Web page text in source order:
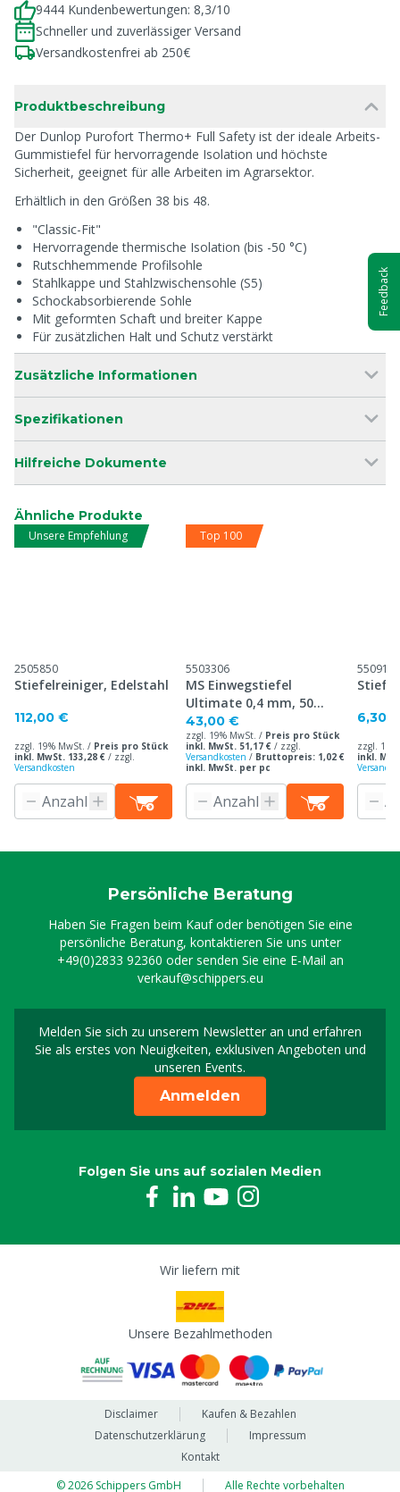
9444 Kundenbewertungen: 8,3/10
Schneller und zuverlässiger Versand
Versandkostenfrei ab 250€
Produktbeschreibung
Der Dunlop Purofort Thermo+ Full Safety ist der ideale Arbeits-
Gummistiefel für hervorragende Isolation und höchste
Sicherheit, geeignet für alle Arbeiten im Agrarsektor.
Erhältlich in den Größen 38 bis 48.
"Classic-Fit"
Hervorragende thermische Isolation (bis -50 °C)
Rutschhemmende Profilsohle
Stahlkappe und Stahlzwischensohle (S5)
Schockabsorbierende Sohle
Mit geformten Schaft und breiter Kappe
Für zusätzlichen Halt und Schutz verstärkt
Zusätzliche Informationen
Spezifikationen
Hilfreiche Dokumente
Ähnliche Produkte
Unsere Empfehlung
2505850
Stiefelreiniger, Edelstahl
112,00 €
zzgl. 19% MwSt. / Preis pro Stück
inkl. MwSt. 133,28 € / zzgl.
Versandkosten
Top 100
5503306
MS Einwegstiefel
Ultimate 0,4 mm, 50
Stück
43,00 €
zzgl. 19% MwSt. / Preis pro Stück
inkl. MwSt. 51,17 € / zzgl.
Versandkosten / Bruttopreis: 1,02 €
inkl. MwSt. per pc
5509145
6,30 €
zzgl.
inkl.
Persönliche Beratung
Haben Sie Fragen beim Kauf oder benötigen Sie eine
persönliche Beratung, kontaktieren Sie uns unter
+49(0)2833 92360 oder senden Sie eine E-Mail an
verkauf@schippers.eu
Melden Sie sich zu unserem Newsletter an und erfahren
Sie als erstes von Neuigkeiten, exklusiven Angeboten und
unseren Events.
Melden Sie sich für
Anmelden
Folgen Sie uns auf sozialen Medien
Wir liefern mit
Unsere Bezahlmethoden
Disclaimer
Kaufen & Bezahlen
Datenschutzerklärung
Impressum
Kontakt
© 2026 Schippers GmbH
Alle Rechte vorbehalten
Feedback